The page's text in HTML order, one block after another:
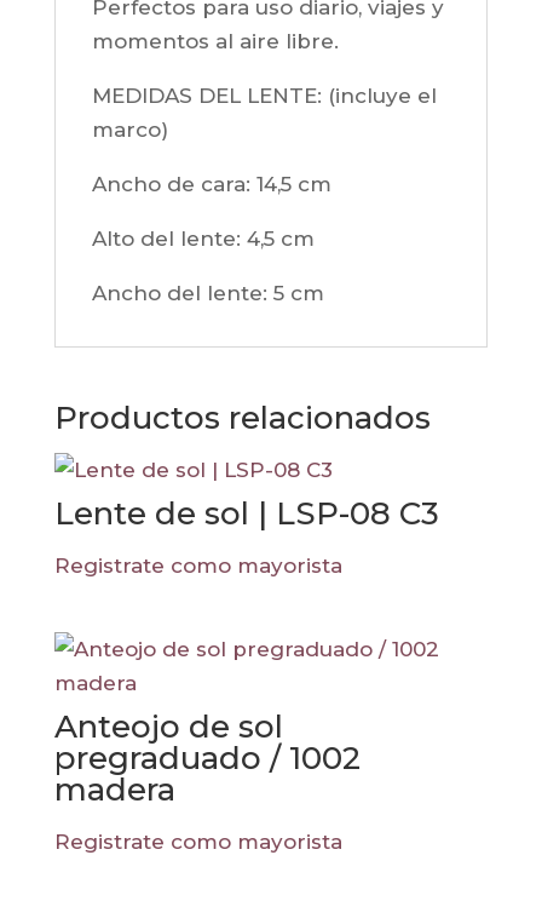
Perfectos para uso diario, viajes y
momentos al aire libre.
MEDIDAS DEL LENTE: (incluye el
marco)
Ancho de cara: 14,5 cm
Alto del lente: 4,5cm
Ancho del lente: 5cm
Productos relacionados
Lente de sol | LSP-08 C3
Registrate como mayorista
Anteojo de sol
pregraduado / 1002
madera
Registrate como mayorista